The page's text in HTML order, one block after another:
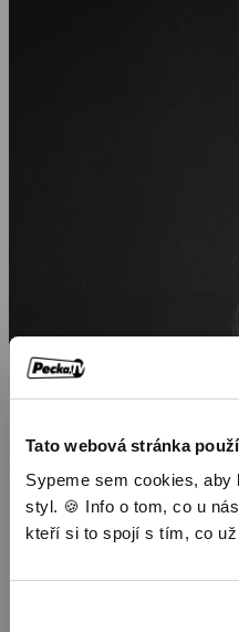
Tato webová stránka
Sypeme sem cookies,
styl. 🍪 Info o tom, co u
kteří si to spojí s tím, co